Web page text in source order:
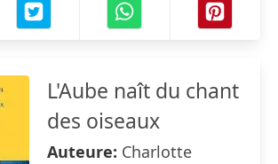
L'Aube naît du chant
des oiseaux
Auteure: Charlotte